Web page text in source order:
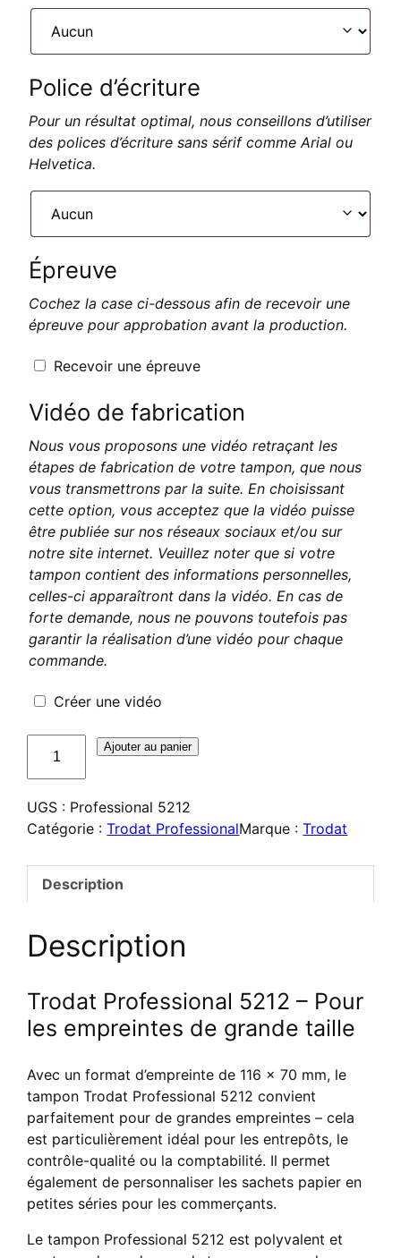
Police d’écriture
Pour un résultat optimal, nous conseillons d’utiliser
des polices d’écriture sans sérif comme Arial ou
Helvetica.
Épreuve
Cochez la case ci-dessous afin de recevoir une
épreuve pour approbation avant la production.
Recevoir une épreuve
Vidéo de fabrication
Nous vous proposons une vidéo retraçant les
étapes de fabrication de votre tampon, que nous
vous transmettrons par la suite. En choisissant
cette option, vous acceptez que la vidéo puisse
être publiée sur nos réseaux sociaux et/ou sur
notre site internet. Veuillez noter que si votre
tampon contient des informations personnelles,
celles-ci apparaîtront dans la vidéo. En cas de
forte demande, nous ne pouvons toutefois pas
garantir la réalisation d’une vidéo pour chaque
commande.
Créer une vidéo
Professional
5212
Ajouter au panier
UGS : Professional 5212
Catégorie :Trodat ProfessionalMarque :Trodat
Description
Description
Trodat Professional 5212 – Pour
les empreintes de grande taille
Avec un format d’empreinte de 116 x 70 mm, le
tampon Trodat Professional 5212 convient
parfaitement pour de grandes empreintes – cela
est particulièrement idéal pour les entrepôts, le
contrôle-qualité ou la comptabilité. Il permet
également de personnaliser les sachets papier en
petites séries pour les commerçants.
Le tampon Professional 5212 est polyvalent et